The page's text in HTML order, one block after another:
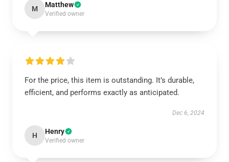
M Matthew
Verified owner
For the price, this item is outstanding. It’s durable,
efficient, and performs exactly as anticipated.
Dec 6, 2024
H Henry
Verified owner